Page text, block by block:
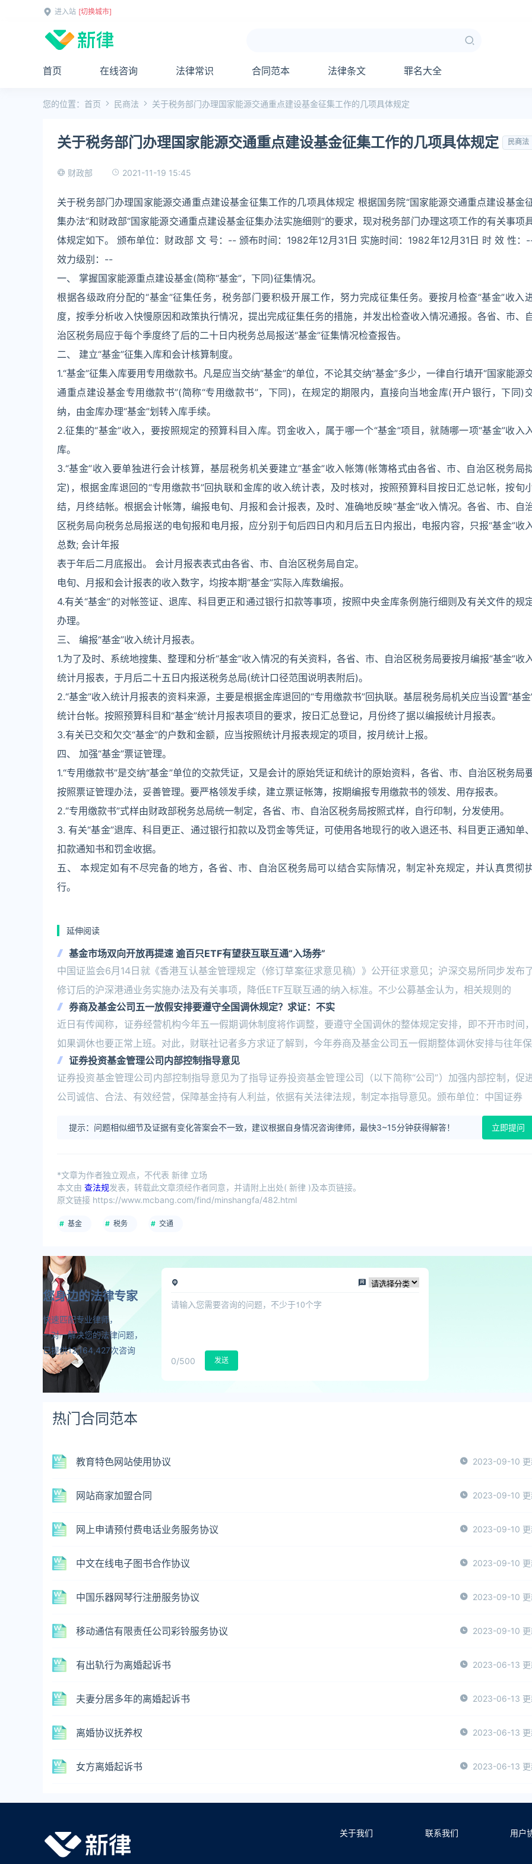
进入站 [切换城市]
首页 在线咨询 法律常识 合同范本 法律条文 罪名大全
您的位置： 首页 民商法 关于税务部门办理国家能源交通重点建设基金征集工作的几项具体规定
关于税务部门办理国家能源交通重点建设基金征集工作的几项具体规定 民商法
财政部 2021-11-19 15:45
关于税务部门办理国家能源交通重点建设基金征集工作的几项具体规定 根据国务院“国家能源交通重点建设基金
集办法”和财政部“国家能源交通重点建设基金征集办法实施细则”的要求，现对税务部门办理这项工作的有关事项
体规定如下。 颁布单位：财政部 文 号：-- 颁布时间：1982年12月31日 实施时间：1982年12月31日 时 效 性：
效力级别：--
一、 掌握国家能源重点建设基金(简称“基金”，下同)征集情况。
根据各级政府分配的“基金”征集任务，税务部门要积极开展工作，努力完成征集任务。要按月检查“基金”收入
度，按季分析收入快慢原因和政策执行情况，提出完成征集任务的措施，并发出检查收入情况通报。各省、市、
治区税务局应于每个季度终了后的二十日内税务总局报送“基金”征集情况检查报告。
二、 建立“基金”征集入库和会计核算制度。
1.“基金”征集入库要用专用缴款书。凡是应当交纳“基金”的单位，不论其交纳“基金”多少，一律自行填开“国家能源
通重点建设基金专用缴款书”(简称“专用缴款书”，下同)，在规定的期限内，直接向当地金库(开户银行，下同)
纳，由金库办理“基金”划转入库手续。
2.征集的“基金”收入，要按照规定的预算科目入库。罚金收入，属于哪一个“基金”项目，就随哪一项“基金”收入
库。
3.“基金”收入要单独进行会计核算，基层税务机关要建立“基金”收入帐簿(帐簿格式由各省、市、自治区税务局
定)，根据金库退回的“专用缴款书”回执联和金库的收入统计表，及时核对，按照预算科目按日汇总记帐，按旬
结，月终结帐。根据会计帐簿，编报电旬、月报和会计报表，及时、准确地反映“基金”收入情况。各省、市、自
区税务局向税务总局报送的电旬报和电月报，应分别于旬后四日内和月后五日内报出，电报内容，只报“基金”收
总数; 会计年报
表于年后二月底报出。 会计月报表表式由各省、市、自治区税务局自定。
电旬、月报和会计报表的收入数字，均按本期“基金”实际入库数编报。
4.有关“基金”的对帐签证、退库、科目更正和通过银行扣款等事项，按照中央金库条例施行细则及有关文件的规
办理。
三、 编报“基金”收入统计月报表。
1.为了及时、系统地搜集、整理和分析“基金”收入情况的有关资料，各省、市、自治区税务局要按月编报“基金”收
统计月报表，于月后二十五日内报送税务总局(统计口径范围说明表附后)。
2.“基金”收入统计月报表的资料来源，主要是根据金库退回的“专用缴款书”回执联。基层税务局机关应当设置“基金
统计台帐。按照预算科目和“基金”统计月报表项目的要求，按日汇总登记，月份终了据以编报统计月报表。
3.有关已交和欠交“基金”的户数和金额，应当按照统计月报表规定的项目，按月统计上报。
四、 加强“基金”票证管理。
1.“专用缴款书”是交纳“基金”单位的交款凭证，又是会计的原始凭证和统计的原始资料，各省、市、自治区税务局
按照票证管理办法，妥善管理。要严格领发手续，建立票证帐簿，按期编报专用缴款书的领发、用存报表。
2.“专用缴款书”式样由财政部税务总局统一制定，各省、市、自治区税务局按照式样，自行印制，分发使用。
3. 有关“基金”退库、科目更正、通过银行扣款以及罚金等凭证，可使用各地现行的收入退还书、科目更正通知单
扣款通知书和罚金收据。
五、 本规定如有不尽完备的地方，各省、市、自治区税务局可以结合实际情况，制定补充规定，并认真贯彻
行。
延伸阅读
基金市场双向开放再提速 逾百只ETF有望获互联互通“入场券”
中国证监会6月14日就《香港互认基金管理规定（修订草案征求意见稿）》公开征求意见；沪深交易所同步发布
修订后的沪深港通业务实施办法及有关事项，降低ETF互联互通的纳入标准。不少公募基金认为，相关规则的
券商及基金公司五一放假安排要遵守全国调休规定？求证：不实
近日有传闻称，证券经营机构今年五一假期调休制度将作调整，要遵守全国调休的整体规定安排，即不开市时间
如果调休也要正常上班。对此，财联社记者多方求证了解到，今年券商及基金公司五一假期整体调休安排与往年保
证券投资基金管理公司内部控制指导意见
证券投资基金管理公司内部控制指导意见为了指导证券投资基金管理公司（以下简称“公司”）加强内部控制，促
公司诚信、合法、有效经营，保障基金持有人利益，依据有关法律法规，制定本指导意见。颁布单位：中国证券
提示：问题相似细节及证据有变化答案会不一致，建议根据自身情况咨询律师，最快3~15分钟获得解答！ 立即提问
*文章为作者独立观点，不代表 新律 立场
本文由 查法规发表，转载此文章须经作者同意，并请附上出处( 新律 )及本页链接。
原文链接 https://www.mcbang.com/find/minshangfa/482.html
基金 税务 交通
您身边的法律专家
快速匹配专业律师，
一对一解决您的法律问题，
已提供12,164,427次咨询
0/500 发送
热门合同范本
教育特色网站使用协议 2023-09-10 更
网站商家加盟合同 2023-09-10 更
网上申请预付费电话业务服务协议 2023-09-10 更
中文在线电子图书合作协议 2023-09-10 更
中国乐器网琴行注册服务协议 2023-09-10 更
移动通信有限责任公司彩铃服务协议 2023-09-10 更
有出轨行为离婚起诉书 2023-06-13 更
夫妻分居多年的离婚起诉书 2023-06-13 更
离婚协议抚养权 2023-06-13 更
女方离婚起诉书 2023-06-13 更
关于我们 联系我们 用户